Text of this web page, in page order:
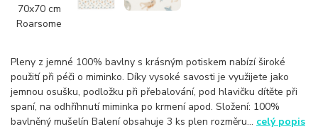
Pleny z jemné 100% bavlny s krásným potiskem nabízí široké
použití při péči o miminko. Díky vysoké savosti je využijete jako
jemnou osušku, podložku při přebalování, pod hlavičku dítěte při
spaní, na odhříhnutí miminka po krmení apod. Složení: 100%
bavlněný mušelín Balení obsahuje 3 ks plen rozměru... celý popis